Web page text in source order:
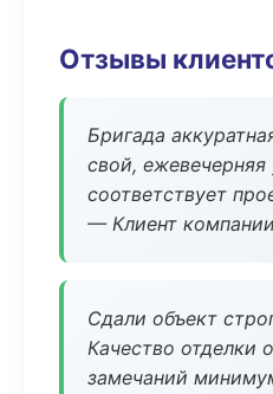
Отзывы
Бригада
свой, ежевечерняя
соответствует
— Клиент компании
Сдали объект
Качество отделки
замечаний